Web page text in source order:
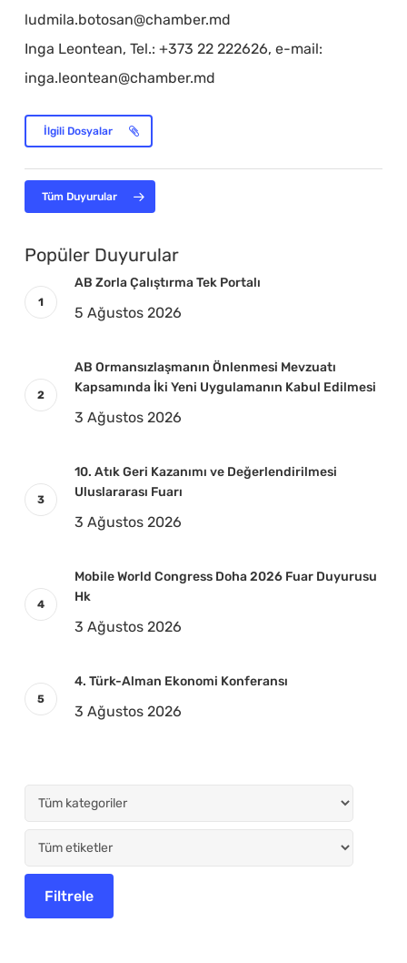
ludmila.botosan@chamber.md
Inga Leontean, Tel.: +373 22 222626, e-mail:
inga.leontean@chamber.md
İlgili Dosyalar
Tüm Duyurular
Popüler Duyurular
AB Zorla Çalıştırma Tek Portalı
5 Ağustos 2026
AB Ormansızlaşmanın Önlenmesi Mevzuatı
Kapsamında İki Yeni Uygulamanın Kabul Edilmesi
3 Ağustos 2026
10. Atık Geri Kazanımı ve Değerlendirilmesi
Uluslararası Fuarı
3 Ağustos 2026
Mobile World Congress Doha 2026 Fuar Duyurusu
Hk
3 Ağustos 2026
4. Türk-Alman Ekonomi Konferansı
3 Ağustos 2026